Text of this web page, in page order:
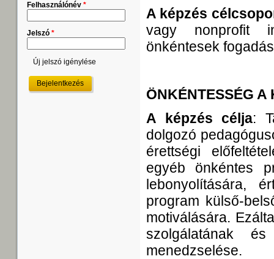
Felhasználónév *
Jelszó *
Új jelszó igénylése
A képzés
vagy nonprofit
önkéntesek
ÖNKÉNTESSÉG
A képzés célja:
dolgozó
érettségi
egyéb önkéntes
lebonyolítására,
program külső-
motiválására.
szolgálatának
menedzselése.